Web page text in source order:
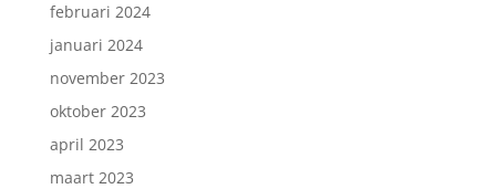
februari 2024
januari 2024
november 2023
oktober 2023
april 2023
maart 2023